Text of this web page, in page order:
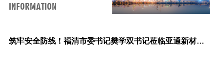
INFORMATION
筑牢安全防线！福清市委书记樊学双书记莅临亚通新材料调研指导安全生产与生产经营工作！